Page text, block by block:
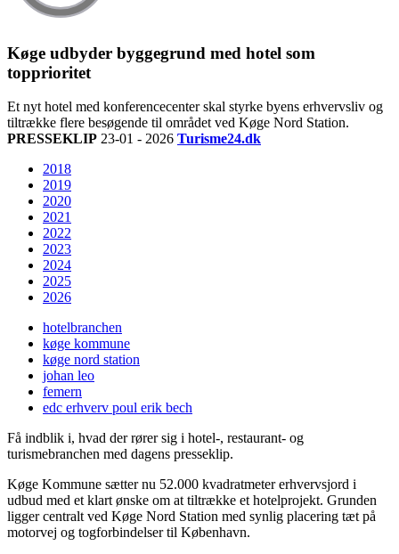
Køge udbyder byggegrund med hotel som
topprioritet
Et nyt hotel med konferencecenter skal styrke byens erhvervsliv og
tiltrække flere besøgende til området ved Køge Nord Station.
PRESSEKLIP 23-01 - 2026 Turisme24.dk
2018
2019
2020
2021
2022
2023
2024
2025
2026
hotelbranchen
køge kommune
køge nord station
johan leo
femern
edc erhverv poul erik bech
Få indblik i, hvad der rører sig i hotel-, restaurant- og
turismebranchen med dagens presseklip.
Køge Kommune sætter nu 52.000 kvadratmeter erhvervsjord i
udbud med et klart ønske om at tiltrække et hotelprojekt. Grunden
ligger centralt ved Køge Nord Station med synlig placering tæt på
motorvej og togforbindelser til København.